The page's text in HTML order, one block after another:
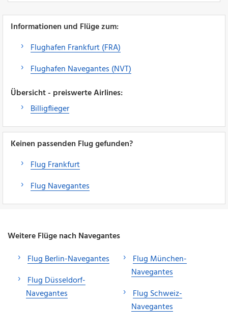
Informationen und Flüge zum:
Flughafen Frankfurt (FRA)
Flughafen Navegantes (NVT)
Übersicht - preiswerte Airlines:
Billigflieger
Keinen passenden Flug gefunden?
Flug Frankfurt
Flug Navegantes
Weitere Flüge nach Navegantes
Flug Berlin-Navegantes
Flug Düsseldorf-
Navegantes
Flug München-
Navegantes
Flug Schweiz-
Navegantes